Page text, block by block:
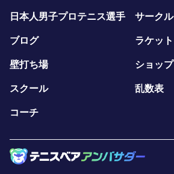
日本人男子プロテニス選手 サークル
ブログ ラケット
壁打ち場 ショップ
スクール 乱数表
コーチ